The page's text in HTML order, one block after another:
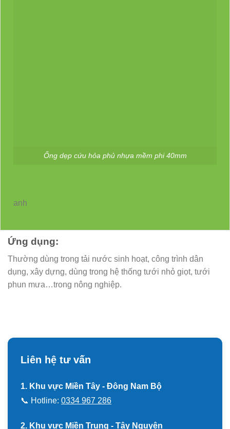
Ống dẹp cứu hỏa phủ nhựa mềm phi 40mm
anh
Ứng dụng:
Thường dùng trong tải nước sinh hoạt, công trình dân
dụng, xây dựng, dùng trong hệ thống tưới nhỏ giọt, tưới
phun mưa…trong nông nghiệp.
Liên hệ tư vấn
1. Khu vực Miền Tây - Đông Nam Bộ
📞 Hotline: 0334 967 286
2. Khu vực Miền Trung - Tây Nguyên